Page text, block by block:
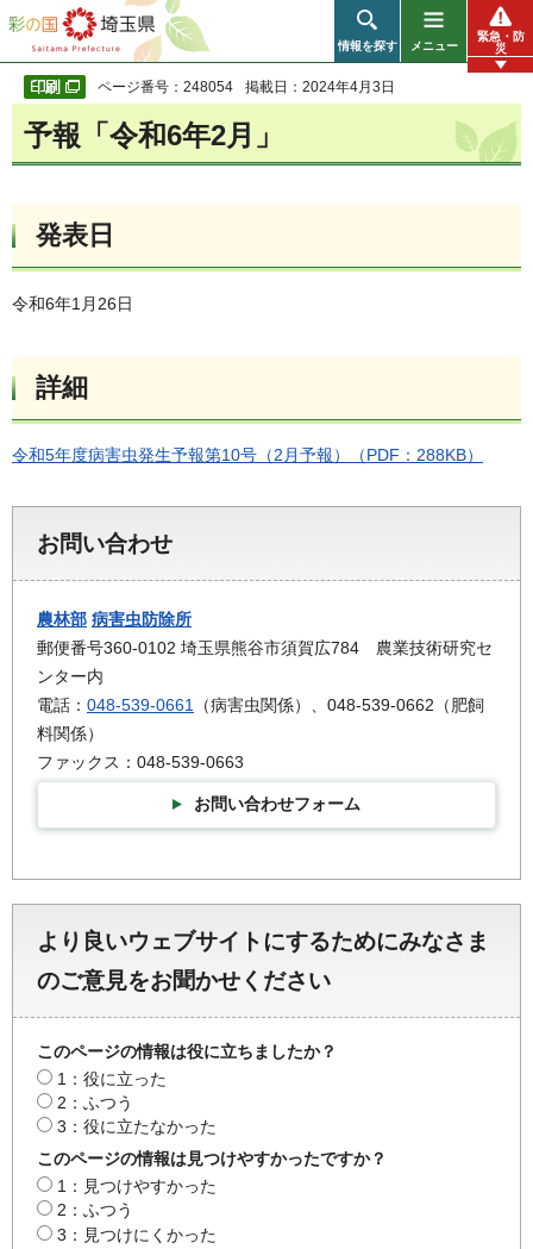
彩の国 埼玉県
情報を探す メニュー
緊急・防
災
ページ番号：248054 掲載日：2024年4月3日
予報「令和6年2月」
発表日
令和6年1月26日
詳細
令和5年度病害虫発生予報第10号（2月予報）（PDF：288KB）
お問い合わせ
農林部 病害虫防除所
郵便番号360-0102 埼玉県熊谷市須賀広784 農業技術研究セ
ンター内
電話： 048-539-0661 （病害虫関係）、048-539-0662（肥飼
料関係）
ファックス：048-539-0663
お問い合わせフォーム
より良いウェブサイトにするためにみなさま
のご意見をお聞かせください
このページの情報は役に立ちましたか？
1：役に立った
2：ふつう
3：役に立たなかった
このページの情報は見つけやすかったですか？
1：見つけやすかった
2：ふつう
3：見つけにくかった